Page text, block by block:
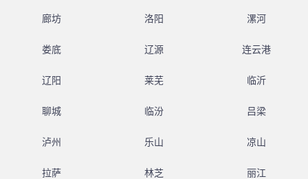
廊坊 洛阳 漯河
娄底 辽源 连云港
辽阳 莱芜 临沂
聊城 临汾 吕梁
泸州 乐山 凉山
拉萨 林芝 丽江